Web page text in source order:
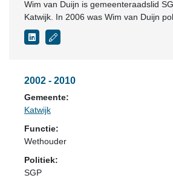
Wim van Duijn is gemeenteraadslid
Katwijk. In 2006 was Wim van Duijn
2002 - 2010
Gemeente:
Katwijk
Functie:
Wethouder
Politiek:
SGP